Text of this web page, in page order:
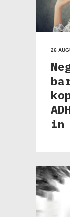
26
in